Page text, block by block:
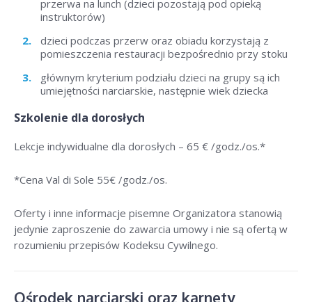
przerwa na lunch (dzieci pozostają pod opieką
instruktorów)
dzieci podczas przerw oraz obiadu korzystają z
pomieszczenia restauracji bezpośrednio przy stoku
głównym kryterium podziału dzieci na grupy są ich
umiejętności narciarskie, następnie wiek dziecka
Szkolenie dla dorosłych
Lekcje indywidualne dla dorosłych – 65 € /godz./os.*
*Cena Val di Sole 55€ /godz./os.
Oferty i inne informacje pisemne Organizatora stanowią
jedynie zaproszenie do zawarcia umowy i nie są ofertą w
rozumieniu przepisów Kodeksu Cywilnego.
Ośrodek narciarski oraz karnety